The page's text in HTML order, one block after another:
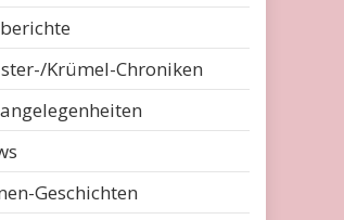
Krümel-Chroniken
Geschichten